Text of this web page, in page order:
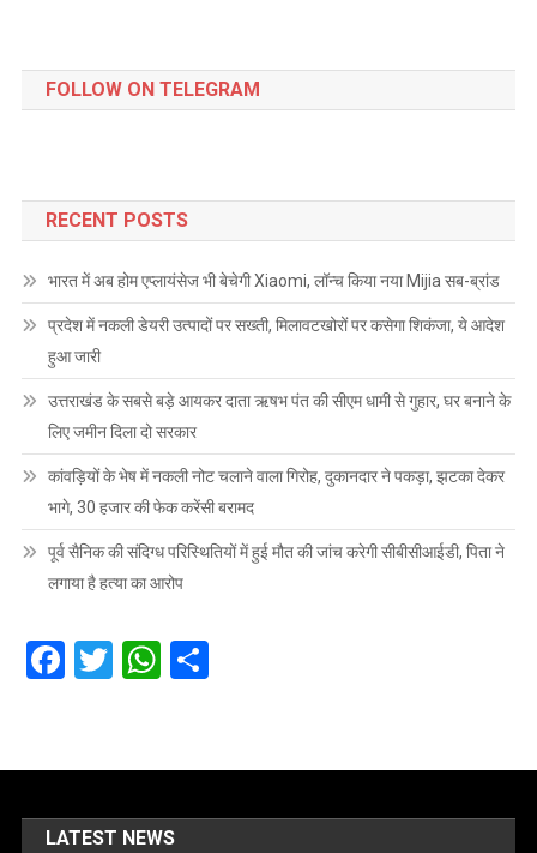
FOLLOW ON TELEGRAM
RECENT POSTS
भारत में अब होम एप्लायंसेज भी बेचेगी Xiaomi, लॉन्च किया नया Mijia सब-ब्रांड
प्रदेश में नकली डेयरी उत्पादों पर सख्ती, मिलावटखोरों पर कसेगा शिकंजा, ये आदेश
हुआ जारी
उत्तराखंड के सबसे बड़े आयकर दाता ऋषभ पंत की सीएम धामी से गुहार, घर बनाने के
लिए जमीन दिला दो सरकार
कांवड़ियों के भेष में नकली नोट चलाने वाला गिरोह, दुकानदार ने पकड़ा, झटका देकर
भागे, 30 हजार की फेक करेंसी बरामद
पूर्व सैनिक की संदिग्ध परिस्थितियों में हुई मौत की जांच करेगी सीबीसीआईडी, पिता ने
लगाया है हत्या का आरोप
Facebook
TwitterWhatsApp
Share
LATEST NEWS